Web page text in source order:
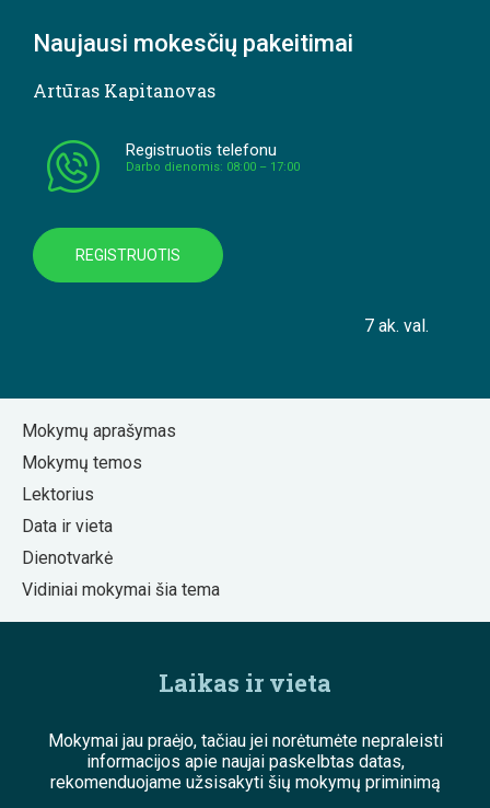
Naujausi mokesčių pakeitimai
Artūras Kapitanovas
Registruotis telefonu
Darbo dienomis: 08:00 – 17:00
REGISTRUOTIS
7 ak. val.
Mokymų aprašymas
Mokymų temos
Lektorius
Data ir vieta
Dienotvarkė
Vidiniai mokymai šia tema
Laikas ir vieta
Mokymai jau praėjo, tačiau jei norėtumėte nepraleisti
informacijos apie naujai paskelbtas datas,
rekomenduojame užsisakyti šių mokymų priminimą